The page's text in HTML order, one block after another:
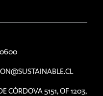
CÓRDOVA 5151, OF 1203,